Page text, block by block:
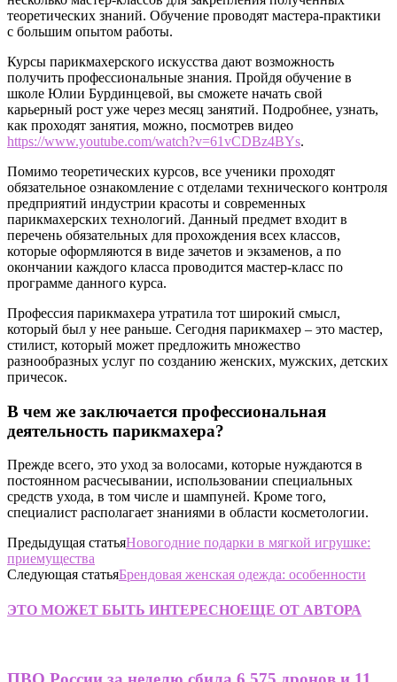
теоретических знаний. Обучение проводят мастера-практики
с большим опытом работы.
Курсы парикмахерского искусства дают возможность
получить профессиональные знания. Пройдя обучение в
школе Юлии Бурдинцевой, вы сможете начать свой
карьерный рост уже через месяц занятий. Подробнее, узнать,
как проходят занятия, можно, посмотрев видео
https://www.youtube.com/watch?v=61vCDBz4BYs.
Помимо теоретических курсов, все ученики проходят
обязательное ознакомление с отделами технического контроля
предприятий индустрии красоты и современных
парикмахерских технологий. Данный предмет входит в
перечень обязательных для прохождения всех классов,
которые оформляются в виде зачетов и экзаменов, а по
окончании каждого класса проводится мастер-класс по
программе данного курса.
Профессия парикмахера утратила тот широкий смысл,
который был у нее раньше. Сегодня парикмахер – это мастер,
стилист, который может предложить множество
разнообразных услуг по созданию женских, мужских, детских
причесок.
В чем же заключается профессиональная
деятельность парикмахера?
Прежде всего, это уход за волосами, которые нуждаются в
постоянном расчесывании, использовании специальных
средств ухода, в том числе и шампуней. Кроме того,
специалист располагает знаниями в области косметологии.
Предыдущая статьяНовогодние подарки в мягкой игрушке:
приемущества
Следующая статьяБрендовая женская одежда: особенности
ЭТО МОЖЕТ БЫТЬ ИНТЕРЕСНОЕЩЕ ОТ АВТОРА